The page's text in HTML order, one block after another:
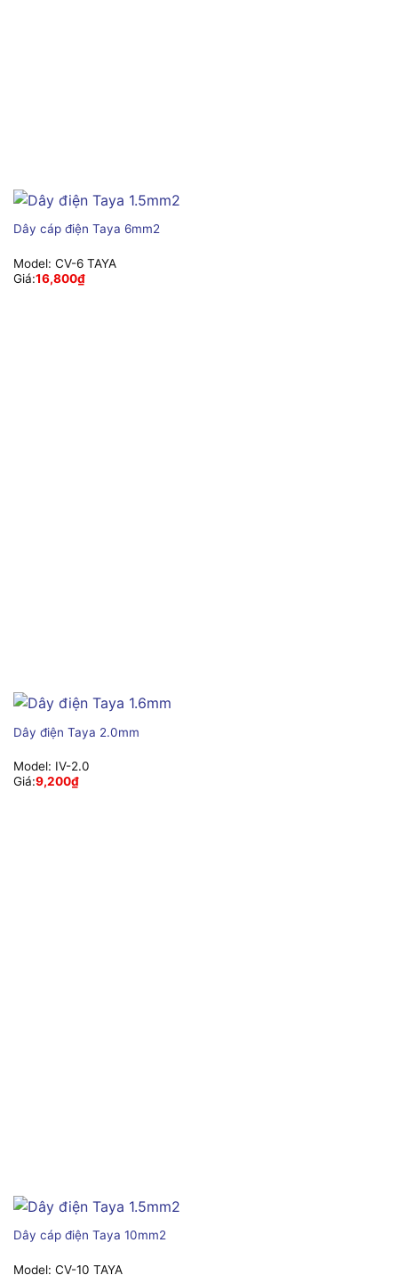
Dây cáp điện Taya 6mm2
Model: CV-6 TAYA
Giá:16,800₫
Dây điện Taya 2.0mm
Model: IV-2.0
Giá:9,200₫
Dây cáp điện Taya 10mm2
Model: CV-10 TAYA